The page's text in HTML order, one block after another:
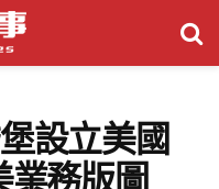
設立美國
務版圖